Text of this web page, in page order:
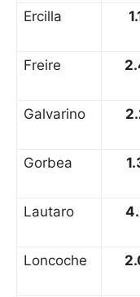
Ercilla
Freire
Galvarino
Gorbea
Lautaro
Loncoche